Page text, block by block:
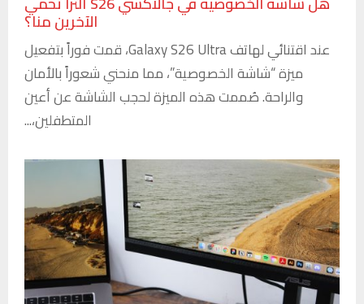
الآخرين منا؟
عند اقتنائي لهاتف Galaxy S26 Ultra، قمت فوراً بتفعيل
ميزة “شاشة الخصوصية”، مما منحني شعوراً بالأمان
والراحة. صُممت هذه الميزة لحجب الشاشة عن أعين
المتطفلين،...